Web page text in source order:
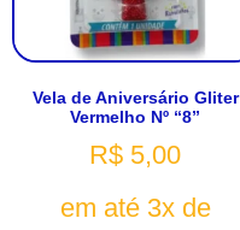
Vela de Aniversário Gliter
Vermelho Nº “8”
R$ 5,00
em até 3x de